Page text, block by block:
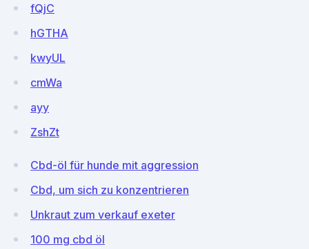
fQjC
hGTHA
kwyUL
cmWa
ayy
ZshZt
Cbd-öl für hunde mit aggression
Cbd, um sich zu konzentrieren
Unkraut zum verkauf exeter
100 mg cbd öl